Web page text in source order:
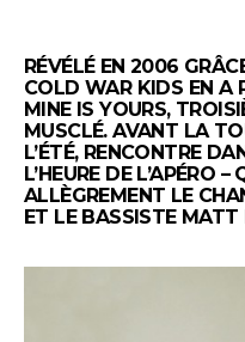
RÉVÉLÉ EN 2006
COLD WAR KIDS EN A
MINE IS YOURS,
MUSCLÉ. AVANT LA
L’ÉTÉ, RENCONTRE
L’HEURE DE L’APÉRO –
ALLÈGREMENT LE
ET LE BASSISTE MATT